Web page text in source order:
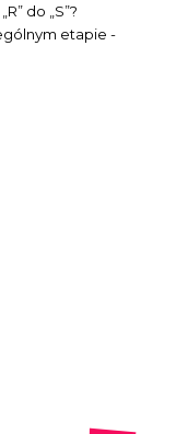
do „S”?
etapie -